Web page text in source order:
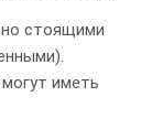
стоящими
иметь